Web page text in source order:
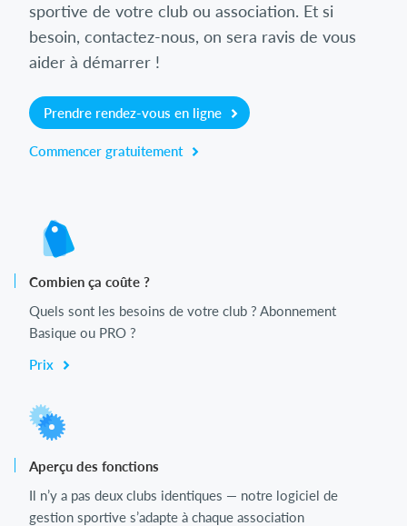
sportive de votre club ou association. Et si
besoin, contactez-nous, on sera ravis de vous
aider à démarrer !
Prendre rendez-vous en ligne
Commencer gratuitement
Combien ça coûte ?
Quels sont les besoins de votre club ? Abonnement
Basique ou PRO ?
Prix
Aperçu des fonctions
Il n’y a pas deux clubs identiques — notre logiciel de
gestion sportive s’adapte à chaque association